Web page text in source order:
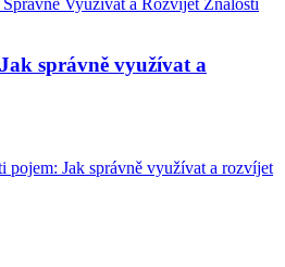
správně využívat a
pojem: Jak správně využívat a rozvíjet